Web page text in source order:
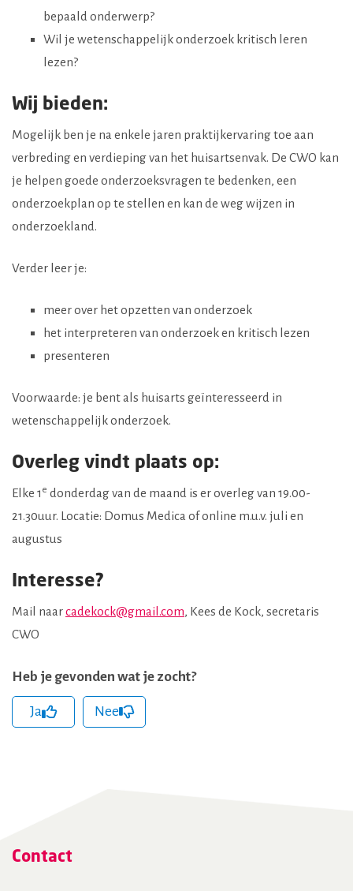
bepaald onderwerp?
Wil je wetenschappelijk onderzoek kritisch leren
lezen?
Wij bieden:
Mogelijk ben je na enkele jaren praktijkervaring toe aan
verbreding en verdieping van het huisartsenvak. De CWO kan
je helpen goede onderzoeksvragen te bedenken, een
onderzoekplan op te stellen en kan de weg wijzen in
onderzoekland.
Verder leer je:
meer over het opzetten van onderzoek
het interpreteren van onderzoek en kritisch lezen
presenteren
Voorwaarde: je bent als huisarts geïnteresseerd in
wetenschappelijk onderzoek.
Overleg vindt plaats op:
Elke 1 e donderdag van de maand is er overleg van 19.00-
21.30uur. Locatie: Domus Medica of online m.u.v. juli en
augustus
Interesse?
Mail naarcadekock@gmail.com, Kees de Kock, secretaris
CWO
Heb je gevonden wat je zocht?
Ja Nee
Contact